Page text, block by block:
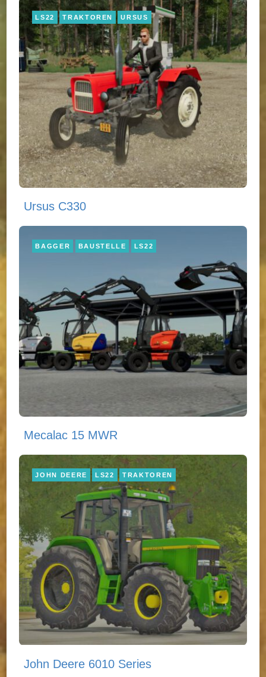
LS22 TRAKTOREN URSUS
Ursus C330
BAGGER BAUSTELLE LS22
Mecalac 15 MWR
JOHN DEERE LS22 TRAKTOREN
John Deere 6010 Series